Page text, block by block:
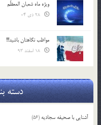
ویژه ماه شعبان المعظّم
مواظب نگاهتان باشید!!!
دسته
آشنایی با صحیفه سجادیه (56)